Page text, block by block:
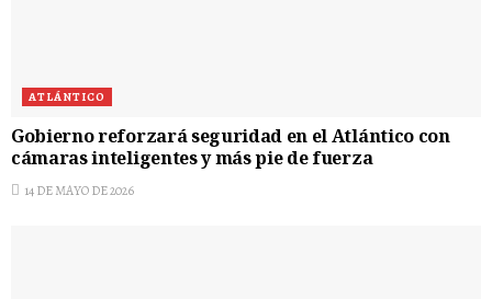
ATLÁNTICO
Gobierno reforzará seguridad en el Atlántico con
cámaras inteligentes y más pie de fuerza
14 DE MAYO DE 2026